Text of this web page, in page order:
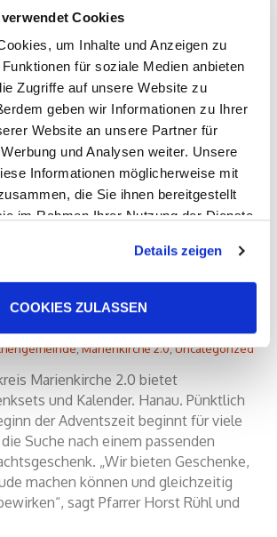
Cookies
um Inhalte und Anzeigen zu
für soziale Medien anbieten
Zugriffe auf unsere Website zu
geben wir Informationen zu Ihrer
Website an unsere Partner für
und Analysen weiter. Unsere
Informationen möglicherweise mit
die Sie ihnen bereitgestellt
im Rahmen Ihrer Nutzung der Dienste
unsere Webseite weiterhin nutzen.
Details zeigen
COOKIES ZULASSEN
zusammen in
vielfalt glauben.
und gleichzeitig
Stadtkirchengemeinde,Hanau-
,Marienkirche 2.0,Uncategorized
Marienkirche 2.0 bietet
und Kalender. Hanau. Pünktlich
der Adventszeit beginnt für viele
Suche nach einem passenden
„Wir bieten Geschenke,
machen können und gleichzeitig
sagt Pfarrer Horst Rühl und